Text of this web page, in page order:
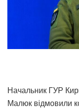
Начальник ГУР
Малюк відмовили